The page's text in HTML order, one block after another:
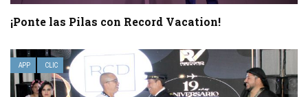
¡Ponte las Pilas con Record Vacation!
APP CLIC